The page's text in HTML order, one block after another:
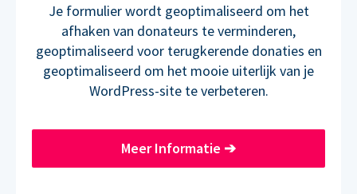
Je formulier wordt geoptimaliseerd om het
afhaken van donateurs te verminderen,
geoptimaliseerd voor terugkerende donaties en
geoptimaliseerd om het mooie uiterlijk van je
WordPress-site te verbeteren.
Meer Informatie ➔